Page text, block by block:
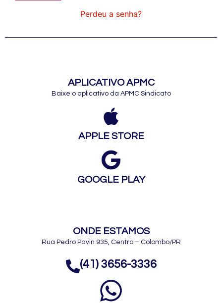
Perdeu a senha?
APLICATIVO APMC
Baixe o aplicativo da APMC Sindicato
APPLE STORE
GOOGLE PLAY
ONDE ESTAMOS
Rua Pedro Pavin 935, Centro – Colombo/PR
(41) 3656-3336